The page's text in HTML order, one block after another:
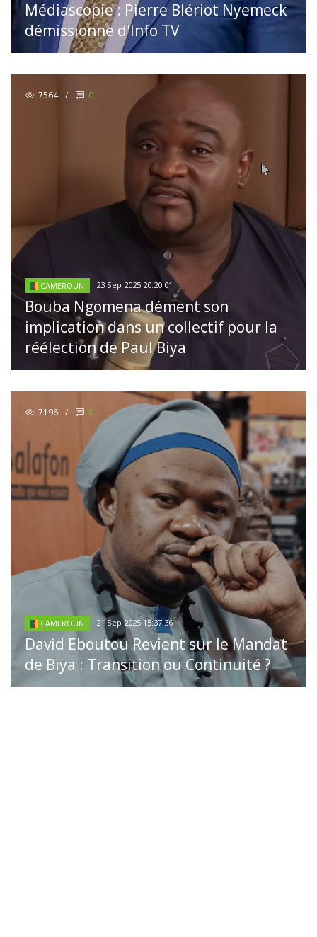
Médiascopie : Pierre Blériot Nyemeck
démissionne d'Info TV
7564 / 0
CAMEROUN 23 Sep 2025 20:20:01
Bouba Ngomena dément son
implication dans un collectif pour la
réélection de Paul Biya
7196 / 0
CAMEROUN 21 Sep 2025 15:37:36
David Eboutou Revient sur le Mandat
de Biya : Transition ou Continuité ?